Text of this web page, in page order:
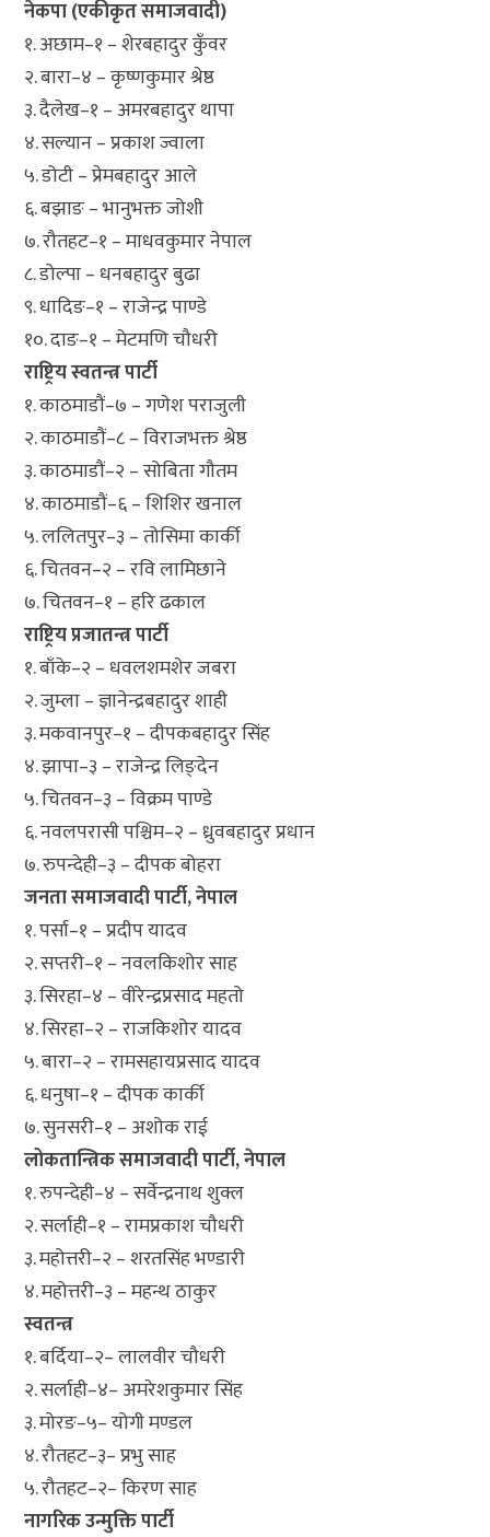
नेकपा (एकीकृत समाजवादी)
१. अछाम–१ – शेरबहादुर कुँवर
२. बारा–४ – कृष्णकुमार श्रेष्ठ
३. दैलेख–१ – अमरबहादुर थापा
४. सल्यान – प्रकाश ज्वाला
५. डोटी – प्रेमबहादुर आले
६. बझाङ – भानुभक्त जोशी
७. रौतहट–१ – माधवकुमार नेपाल
८. डोल्पा – धनबहादुर बुढा
९. धादिङ–१ – राजेन्द्र पाण्डे
१०. दाङ–१ – मेटमणि चौधरी
राष्ट्रिय स्वतन्त्र पार्टी
१. काठमाडौं–७ – गणेश पराजुली
२. काठमाडौं–८ – विराजभक्त श्रेष्ठ
३. काठमाडौं–२ – सोबिता गौतम
४. काठमाडौं–६ – शिशिर खनाल
५. ललितपुर–३ – तोसिमा कार्की
६. चितवन–२ – रवि लामिछाने
७. चितवन–१ – हरि ढकाल
राष्ट्रिय प्रजातन्त्र पार्टी
१. बाँके–२ – धवलशमशेर जबरा
२. जुम्ला – ज्ञानेन्द्रबहादुर शाही
३. मकवानपुर–१ – दीपकबहादुर सिंह
४. झापा–३ – राजेन्द्र लिङ्देन
५. चितवन–३ – विक्रम पाण्डे
६. नवलपरासी पश्चिम–२ – ध्रुवबहादुर प्रधान
७. रुपन्देही–३ – दीपक बोहरा
जनता समाजवादी पार्टी, नेपाल
१. पर्सा–१ – प्रदीप यादव
२. सप्तरी–१ – नवलकिशोर साह
३. सिरहा–४ – वीरेन्द्रप्रसाद महतो
४. सिरहा–२ – राजकिशोर यादव
५. बारा–२ – रामसहायप्रसाद यादव
६. धनुषा–१ – दीपक कार्की
७. सुनसरी–१ – अशोक राई
लोकतान्त्रिक समाजवादी पार्टी, नेपाल
१. रुपन्देही–४ – सर्वेन्द्रनाथ शुक्ल
२. सर्लाही–१ – रामप्रकाश चौधरी
३. महोत्तरी–२ – शरतसिंह भण्डारी
४. महोत्तरी–३ – महन्थ ठाकुर
स्वतन्त्र
१. बर्दिया–२– लालवीर चौधरी
२. सर्लाही–४– अमरेशकुमार सिंह
३. मोरङ–५– योगी मण्डल
४. रौतहट–३– प्रभु साह
५. रौतहट–२– किरण साह
नागरिक उन्मुक्ति पार्टी